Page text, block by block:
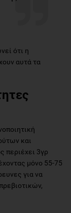
ότι η
αυτά τα
και
περιέχει 3γρ
μόνο 55-75
για να